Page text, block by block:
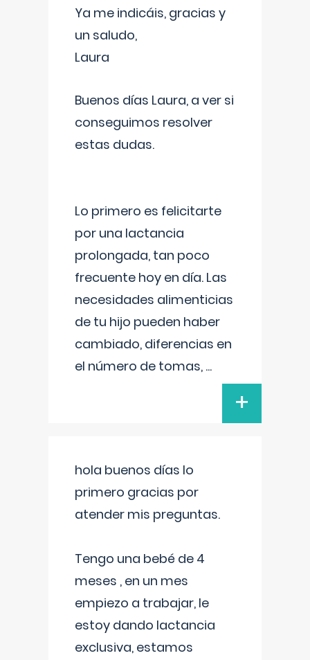
Ya me indicáis, gracias y
un saludo,
Laura
Buenos días Laura, a ver si
conseguimos resolver
estas dudas.
Lo primero es felicitarte
por una lactancia
prolongada, tan poco
frecuente hoy en día. Las
necesidades alimenticias
de tu hijo pueden haber
cambiado, diferencias en
el número de tomas, ...
+
hola buenos días lo
primero gracias por
atender mis preguntas.
Tengo una bebé de 4
meses , en un mes
empiezo a trabajar, le
estoy dando lactancia
exclusiva, estamos